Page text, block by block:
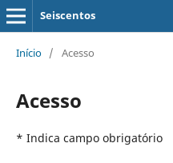
Seiscentos
Início / Acesso
Acesso
* Indica campo obrigatório